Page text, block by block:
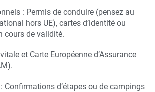
: Permis de conduire (pensez au
hors UE), cartes d’identité ou
cours de validité.
et Carte Européenne d’Assurance
Confirmations d’étapes ou de campings